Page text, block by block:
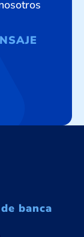
banca